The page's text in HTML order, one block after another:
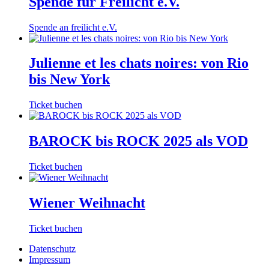
Spende an freilicht e.V.
Julienne et les chats noires: von Rio
bis New York
Ticket buchen
Produkt
mehrere
Varianten
Die
Optionen
auf
der
gewählt
BAROCK bis ROCK 2025 als VOD
Ticket buchen
Wiener Weihnacht
Ticket buchen
Datenschutz
Impressum